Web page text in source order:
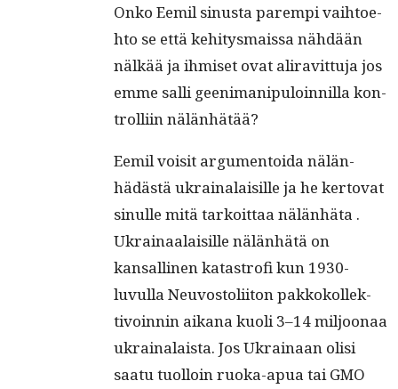
Onko Eemil sinus­ta parem­pi vai­h­toe­
hto se että kehi­tys­mais­sa nähdään
nälkää ja ihmiset ovat ali­ravit­tu­ja jos
emme sal­li geen­i­ma­nip­u­loin­nil­la kon­
trol­li­in nälänhätää?
Eemil voisit argu­men­toi­da nälän­
hädästä ukrainalaisille ja he ker­to­vat
sin­ulle mitä tarkoit­taa nälän­hä­ta .
Ukrainaalaisille nälän­hätä on
kansalli­nen katas­trofi kun 1930-
luvul­la Neu­vos­toli­iton pakkokollek­
tivoin­nin aikana kuoli 3–14 miljoon­aa
ukrainalaista. Jos Ukrainaan olisi
saatu tuol­loin ruo­ka-apua tai GMO